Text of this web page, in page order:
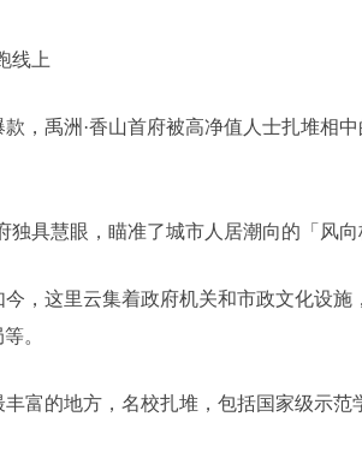
线上
，禹洲·香山首府被高净值人士扎堆相
独具慧眼，瞄准了城市人居潮向的「风向
，这里云集着政府机关和市政文化设
。
富的地方，名校扎堆，包括国家级示范